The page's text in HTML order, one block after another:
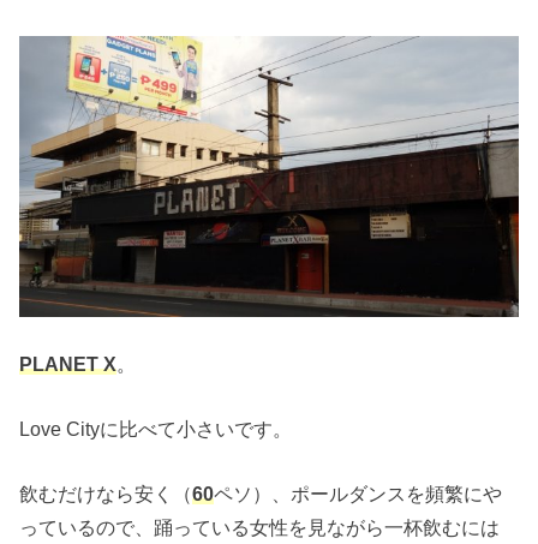
PLANET X。
Love Cityに比べて小さいです。
飲むだけなら安く（60ペソ）、ポールダンスを頻繁にや
っているので、踊っている女性を見ながら一杯飲むには